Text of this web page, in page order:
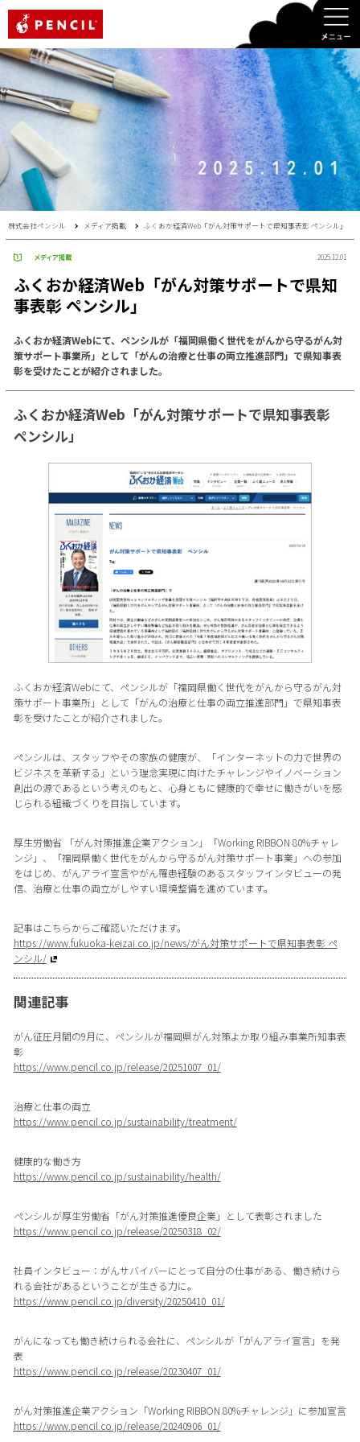
株式会社ペンシル メディア掲載 ふくおか経済Web「がん対策サポートで県知事表彰 ペンシル」
メディア掲載 2025.12.01
ふくおか経済Web「がん対策サポートで県知
事表彰 ペンシル」
ふくおか経済Webにて、ペンシルが「福岡県働く世代をがんから守るがん対
策サポート事業所」として「がんの治療と仕事の両立推進部門」で県知事表
彰を受けたことが紹介されました。
ふくおか経済Web「がん対策サポートで県知事表彰
ペンシル」
ふくおか経済Webにて、ペンシルが「福岡県働く世代をがんから守るがん対
策サポート事業所」として「がんの治療と仕事の両立推進部門」で県知事表
彰を受けたことが紹介されました。
ペンシルは、スタッフやその家族の健康が、「インターネットの力で世界の
ビジネスを革新する」という理念実現に向けたチャレンジやイノベーション
創出の源であるという考えのもと、心身ともに健康的で幸せに働きがいを感
じられる組織づくりを目指しています。
厚生労働省 「がん対策推進企業アクション」「Working RIBBON 80%チャレ
ンジ」、「福岡県働く世代をがんから守るがん対策サポート事業」への参加
をはじめ、がんアライ宣言やがん罹患経験のあるスタッフインタビューの発
信、治療と仕事の両立がしやすい環境整備を進めています。
記事はこちらからご確認いただけます。
https://www.fukuoka-keizai.co.jp/news/がん対策サポートで県知事表彰 ペ
ンシル/
関連記事
がん征圧月間の9月に、ペンシルが福岡県がん対策よか取り組み事業所知事表
彰
https://www.pencil.co.jp/release/20251007_01/
治療と仕事の両立
https://www.pencil.co.jp/sustainability/treatment/
健康的な働き方
https://www.pencil.co.jp/sustainability/health/
ペンシルが厚生労働省「がん対策推進優良企業」として表彰されました
https://www.pencil.co.jp/release/20250318_02/
社員インタビュー：がんサバイバーにとって自分の仕事がある、働き続けら
れる会社があるということが生きる力に。
https://www.pencil.co.jp/diversity/20250410_01/
がんになっても働き続けられる会社に、ペンシルが「がんアライ宣言」を発
表
https://www.pencil.co.jp/release/20230407_01/
がん対策推進企業アクション「Working RIBBON 80%チャレンジ」に参加宣言
https://www.pencil.co.jp/release/20240906_01/